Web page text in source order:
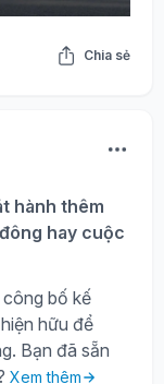
Chia sẻ
hành thêm
hay cuộc
bố kế
hữu để
Bạn đã sẵn
Xem thêm